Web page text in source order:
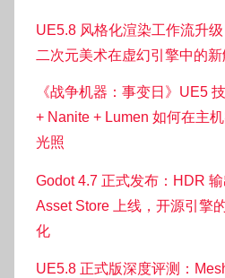
UE5.8 风格化渲染工作流升
二次元美术在虚幻引擎中的
《战争机器：事变日》UE5
+ Nanite + Lumen 如何在主
光照
Godot 4.7 正式发布：HDR
Asset Store 上线，开源引擎
化
UE5.8 正式版深度评测：